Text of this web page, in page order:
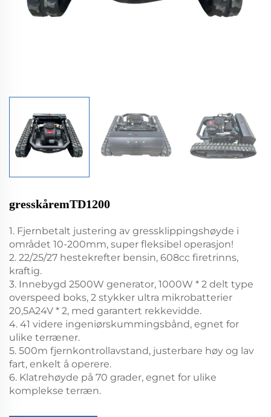
gresskåremTD1200
1. Fjernbetalt justering av gressklippingshøyde i
området 10-200mm, super fleksibel operasjon!
2. 22/25/27 hestekrefter bensin, 608cc firetrinns,
kraftig.
3. Innebygd 2500W generator, 1000W * 2 delt type
overspeed boks, 2 stykker ultra mikrobatterier
20,5A24V * 2, med garantert rekkevidde.
4. 41 videre ingeniørskummingsbånd, egnet for
ulike terræner.
5. 500m fjernkontrollavstand, justerbare høy og lav
fart, enkelt å operere.
6. Klatrehøyde på 70 grader, egnet for ulike
komplekse terræn.